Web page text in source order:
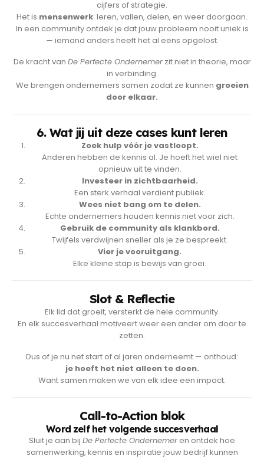
cijfers of strategie.
Het is mensenwerk: leren, vallen, delen, en weer doorgaan.
In een community ontdek je dat jouw probleem nooit uniek is
— iemand anders heeft het al eens opgelost.
De kracht van De Perfecte Ondernemerzit niet in theorie, maar
in verbinding.
We brengen ondernemers samen zodat ze kunnen groeien
door elkaar.
6. Wat jij uit deze cases kunt leren
Zoek hulp vóór je vastloopt.
Anderen hebben de kennis al. Je hoeft het wiel niet
opnieuw uit te vinden.
Investeer in zichtbaarheid.
Een sterk verhaal verdient publiek.
Wees niet bang om te delen.
Echte ondernemers houden kennis niet voor zich.
Gebruik de community als klankbord.
Twijfels verdwijnen sneller als je ze bespreekt.
Vier je vooruitgang.
Elke kleine stap is bewijs van groei.
Slot & Reflectie
Elk lid dat groeit, versterkt de hele community.
En elk succesverhaal motiveert weer een ander om door te
zetten.
Dus of je nu net start of al jaren onderneemt — onthoud:
je hoeft het niet alleen te doen.
Want samen maken we van elk idee een impact.
Call-to-Action blok
Word zelf het volgende succesverhaal
Sluit je aan bij De Perfecte Ondernemer en ontdek hoe
samenwerking, kennis en inspiratie jouw bedrijf kunnen